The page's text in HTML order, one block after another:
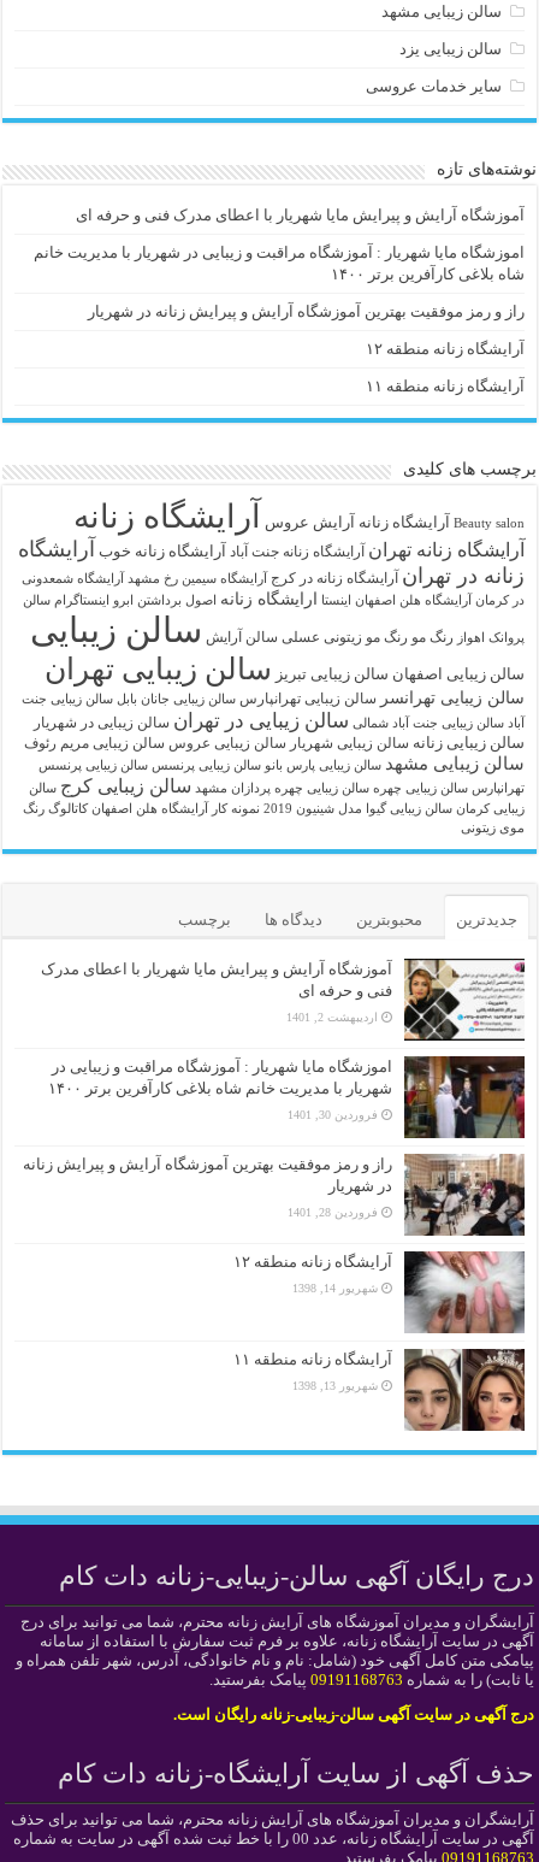
سالن زیبایی مشهد
سالن زیبایی یزد
سایر خدمات عروسی
نوشته‌های تازه
آموزشگاه آرایش و پیرایش مایا شهریار با اعطای مدرک فنی و حرفه ای
اموزشگاه مایا شهریار : آموزشگاه مراقبت و زیبایی در شهریار با مدیریت خانم
شاه بلاغی کارآفرین برتر ۱۴۰۰
راز و رمز موفقیت بهترین آموزشگاه آرایش و پیرایش زنانه در شهریار
آرایشگاه زنانه منطقه ۱۲
آرایشگاه زنانه منطقه ۱۱
برچسب های کلیدی
Beauty salon آرايشگاه زنانه آرایش عروس آرایشگاه زنانه
آرایشگاه زنانه تهران آرایشگاه زنانه جنت آباد آرایشگاه زنانه خوب آرایشگاه
زنانه در تهران آرایشگاه زنانه در کرج آرایشگاه سیمین رخ مشهد
آرایشگاه شمعدونی
در کرمان آرایشگاه هلن اصفهان اینستا ارایشگاه زنانه اصول برداشتن ابرو اینستاگرام سالن
پروانک اهواز رنگ مو رنگ مو زیتونی عسلی سالن آرایش سالن زیبایی
سالن زیبایی اصفهان سالن زیبایی تبریز سالن زیبایی تهران
سالن زیبایی تهرانسر سالن زیبایی تهرانپارس سالن زیبایی جانان بابل سالن زیبایی جنت
آباد سالن زیبایی جنت آباد شمالی سالن زیبایی در تهران سالن زیبایی در شهریار
سالن زیبایی زنانه سالن زیبایی شهریار سالن زیبایی عروس سالن زیبایی مریم رئوف
سالن زیبایی مشهد سالن زیبایی پارس بانو سالن زیبایی پرنسس سالن زیبایی پرنسس
تهرانپارس سالن زیبایی چهره سالن زیبایی چهره پردازان مشهد سالن زیبایی کرج سالن
زیبایی کرمان سالن زیبایی گیوا مدل شینیون 2019 نمونه کار آرایشگاه هلن اصفهان کاتالوگ رنگ
موی زیتونی
جدیدترین محبوبترین دیدگاه ها برچسب
آموزشگاه آرایش و پیرایش مایا شهریار با اعطای مدرک
فنی و حرفه ای
اردیبهشت 2, 1401
اموزشگاه مایا شهریار : آموزشگاه مراقبت و زیبایی در
شهریار با مدیریت خانم شاه بلاغی کارآفرین برتر ۱۴۰۰
فروردین 30, 1401
راز و رمز موفقیت بهترین آموزشگاه آرایش و پیرایش زنانه
در شهریار
فروردین 28, 1401
آرایشگاه زنانه منطقه ۱۲
شهریور 14, 1398
آرایشگاه زنانه منطقه ۱۱
شهریور 13, 1398
درج رایگان آگهی سالن-زیبایی-زنانه دات کام
آرایشگران و مدیران آموزشگاه های آرایش زنانه محترم، شما می توانید برای درج
آگهی در سایت آرایشگاه زنانه، علاوه بر فرم ثبت سفارش با استفاده از سامانه
پیامکی متن کامل آگهی خود (شامل: نام و نام خانوادگی، آدرس، شهر تلفن همراه و
یا ثابت) را به شماره 09191168763 پیامک بفرستید.
درج آگهی در سایت آگهی سالن-زیبایی-زنانه رایگان است.
حذف آگهی از سایت آرایشگاه-زنانه دات کام
آرایشگران و مدیران آموزشگاه های آرایش زنانه محترم، شما می توانید برای حذف
آگهی در سایت آرایشگاه زنانه، عدد 00 را با خط ثبت شده آگهی در سایت به شماره
09191168763 پیامک بفرستید.